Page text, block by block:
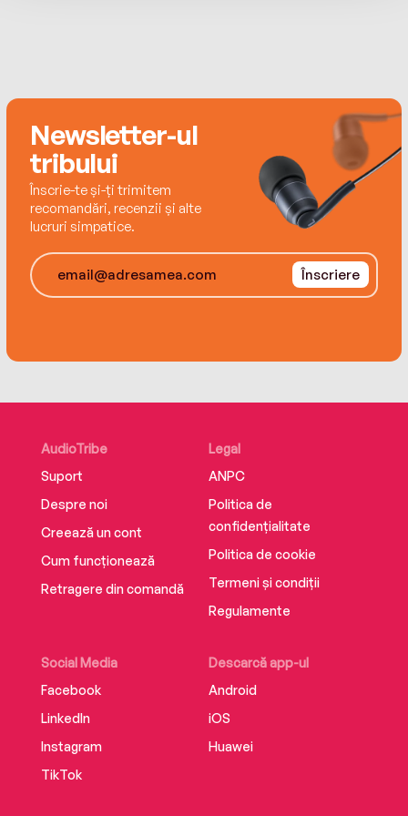
Newsletter-ul
tribului
Înscrie-te și-ți trimitem
recomandări, recenzii și alte
lucruri simpatice.
Înscriere
AudioTribe
Suport
Despre noi
Creează un cont
Cum funcționează
Retragere din comandă
Social Media
Facebook
LinkedIn
Instagram
TikTok
Descarcă app-ul
Android
iOS
Huawei
Legal
ANPC
Politica de
confidențialitate
Politica de cookie
Termeni și condiții
Regulamente